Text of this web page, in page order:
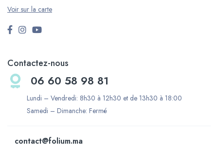
Voir sur la carte
Contactez-nous
06 60 58 98 81
Lundi – Vendredi: 8h30 à 12h30 et de 13h30 à 18:00
Samedi – Dimanche: Fermé
contact@folium.ma